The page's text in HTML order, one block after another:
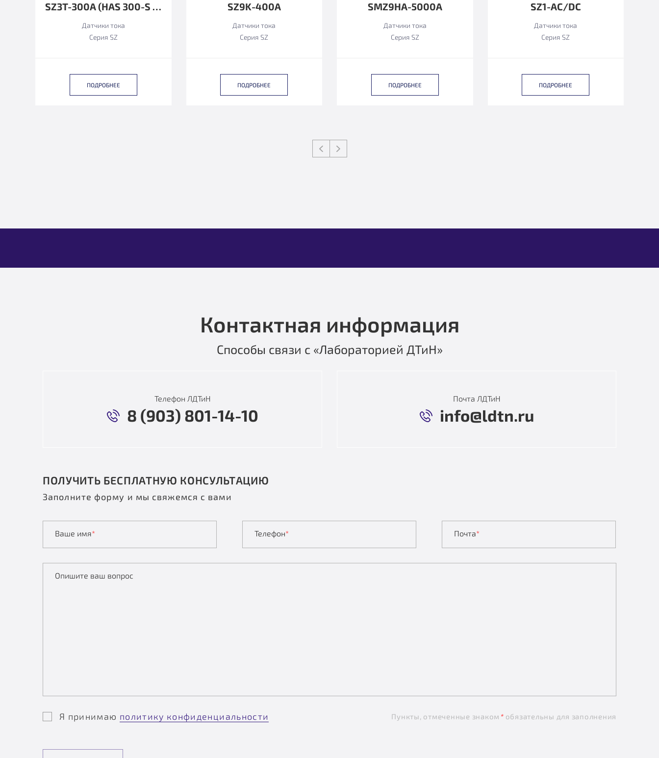
SZ3T-300А (HAS 300-S ФУНКЦИОНАЛЬНЫЙ АНАЛОГ)
Датчики тока
Серия SZ
ПОДРОБНЕЕ
SZ9K-400А
Датчики тока
Серия SZ
ПОДРОБНЕЕ
SMZ9HA-5000А
Датчики тока
Серия SZ
ПОДРОБНЕЕ
SZ1-AC/DC
Датчики тока
Серия SZ
ПОДРОБНЕЕ
Контактная информация
Способы связи с «Лабораторией ДТиН»
Телефон ЛДТиН
8 (903) 801-14-10
Почта ЛДТиН
info@ldtn.ru
ПОЛУЧИТЬ БЕСПЛАТНУЮ КОНСУЛЬТАЦИЮ
Заполните форму и мы свяжемся с вами
Ваше имя* Телефон* Почта*
Опишите ваш вопрос
Я принимаю политику конфиденциальности Пункты, отмеченные знаком *обязательны для заполнения